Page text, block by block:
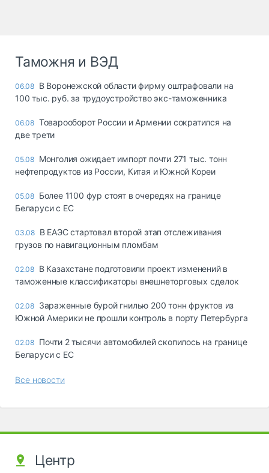
Таможня и ВЭД
06.08 В Воронежской области фирму оштрафовали на
100 тыс. руб. за трудоустройство экс-таможенника
06.08 Товарооборот России и Армении сократился на
две трети
05.08 Монголия ожидает импорт почти 271 тыс. тонн
нефтепродуктов из России, Китая и Южной Кореи
05.08 Более 1100 фур стоят в очередях на границе
Беларуси с ЕС
03.08 В ЕАЭС стартовал второй этап отслеживания
грузов по навигационным пломбам
02.08 В Казахстане подготовили проект изменений в
таможенные классификаторы внешнеторговых сделок
02.08 Зараженные бурой гнилью 200 тонн фруктов из
Южной Америки не прошли контроль в порту Петербурга
02.08 Почти 2 тысячи автомобилей скопилось на границе
Беларуси с ЕС
Все новости
Центр